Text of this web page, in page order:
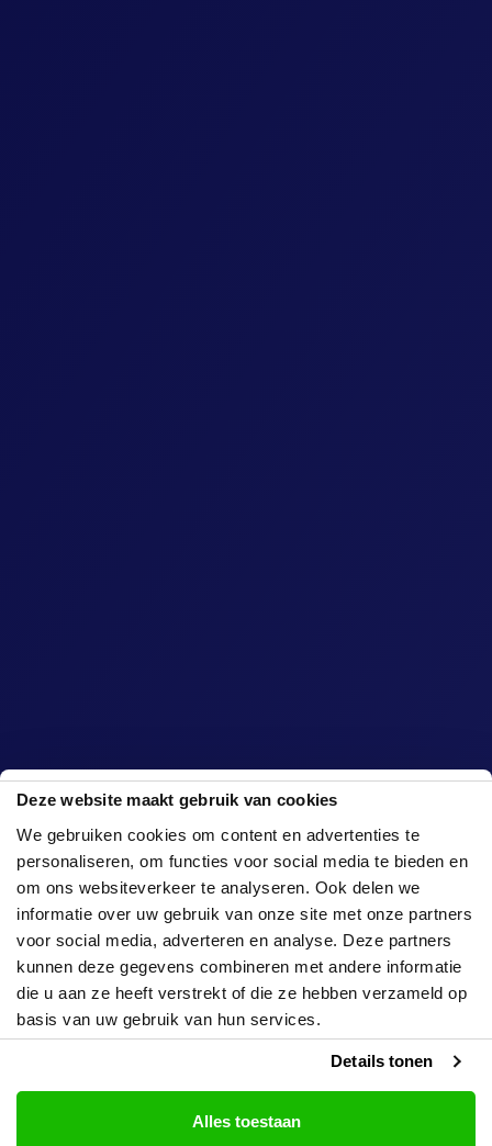
Deze website maakt gebruik van cookies
We gebruiken cookies om content en advertenties te
personaliseren, om functies voor social media te bieden en
om ons websiteverkeer te analyseren. Ook delen we
informatie over uw gebruik van onze site met onze partners
voor social media, adverteren en analyse. Deze partners
kunnen deze gegevens combineren met andere informatie
die u aan ze heeft verstrekt of die ze hebben verzameld op
basis van uw gebruik van hun services.
Details tonen
Alles toestaan